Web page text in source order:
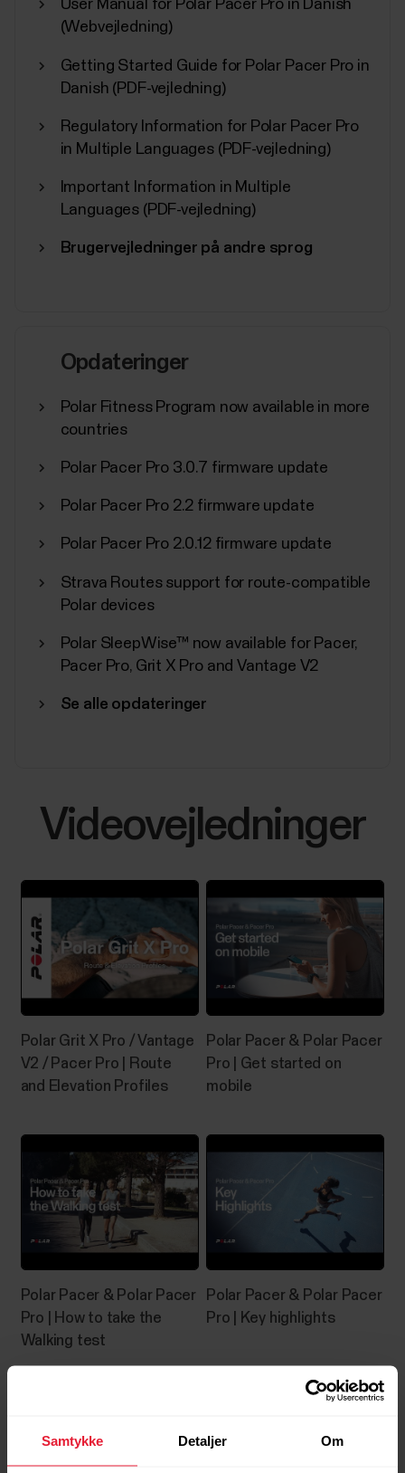
Samtykke Detaljer Om
User Manual for Polar Pacer Pro in Danish
(Webvejledning)
Getting Started Guide for Polar Pacer Pro in
Danish (PDF-vejledning)
Regulatory Information for Polar Pacer Pro
in Multiple Languages (PDF-vejledning)
Important Information in Multiple
Languages (PDF-vejledning)
Brugervejledninger på andre sprog
Opdateringer
Polar Fitness Program now available in more
countries
Polar Pacer Pro 3.0.7 firmware update
Polar Pacer Pro 2.2 firmware update
Polar Pacer Pro 2.0.12 firmware update
Strava Routes support for route-compatible
Polar devices
Polar SleepWise™ now available for Pacer,
Pacer Pro, Grit X Pro and Vantage V2
Se alle opdateringer
Videovejledninger
Polar Grit X Pro / Vantage
V2 / Pacer Pro | Route
and Elevation Profiles
Polar Pacer & Polar Pacer
Pro | Get started on
mobile
Polar Pacer & Polar Pacer
Pro | How to take the
Walking test
Polar Pacer & Polar Pacer
Pro | Key highlights